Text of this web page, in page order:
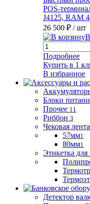
POS-
J4125, RAM
26 500 ₽ / шт
Подробнее
Купить в 1
В избранное
Блоки
Прочее 11
Риббон 3
Чековая лента
57мм1
80мм1
Этикетка
Детектор